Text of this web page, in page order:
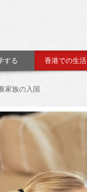
する 香港での生活
家族の入国